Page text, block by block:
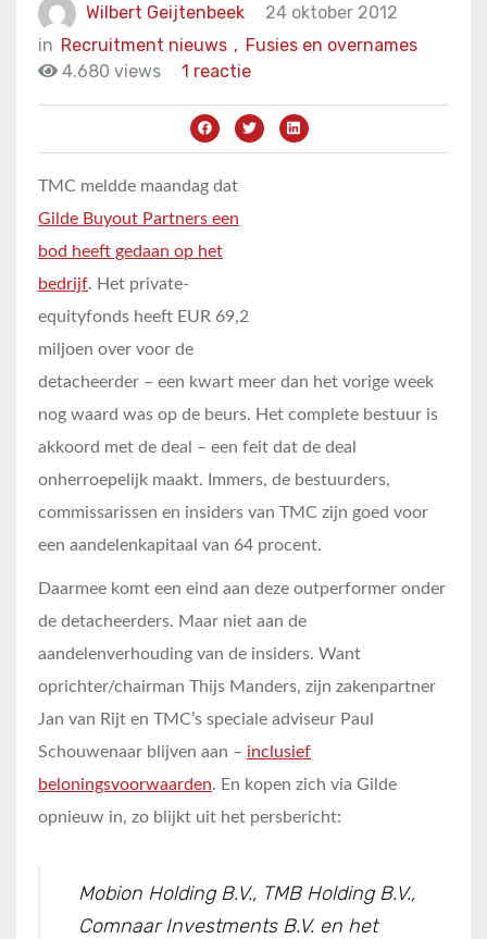
Wilbert Geijtenbeek
24 oktober 2012
in
Fusies en overnames
Recruitment nieuws ,
4.680 views
1 reactie
TMC meldde maandag dat
Gilde Buyout Partners een
bod heeft gedaan op het
bedrijf. Het private-
equityfonds heeft EUR 69,2
miljoen over voor de
detacheerder – een kwart meer dan het vorige week
nog waard was op de beurs. Het complete bestuur is
akkoord met de deal – een feit dat de deal
onherroepelijk maakt. Immers, de bestuurders,
commissarissen en insiders van TMC zijn goed voor
een aandelenkapitaal van 64 procent.
Daarmee komt een eind aan deze outperformer onder
de detacheerders. Maar niet aan de
aandelenverhouding van de insiders. Want
oprichter/chairman Thijs Manders, zijn zakenpartner
Jan van Rijt en TMC’s speciale adviseur Paul
Schouwenaar blijven aan – inclusief
beloningsvoorwaarden. En kopen zich via Gilde
opnieuw in, zo blijkt uit het persbericht:
Mobion Holding B.V., TMB Holding B.V.,
Comnaar Investments B.V. en het